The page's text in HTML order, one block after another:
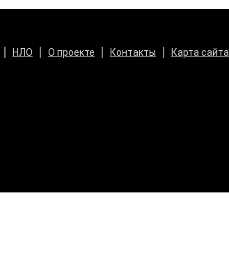
НЛО О проекте Контакты Карта сайта